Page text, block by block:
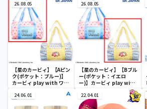
26.08.05
【星のカービィ】【Aピン
ク(ポケット：ブルー)】
カービィ play with ワド
26.08.05
【星のカービィ】【Bブル
ー(ポケット：イエロ
ー)】カービィ play with
ワドルディ ボストンバッ
グ
24.06.01 22.04.01